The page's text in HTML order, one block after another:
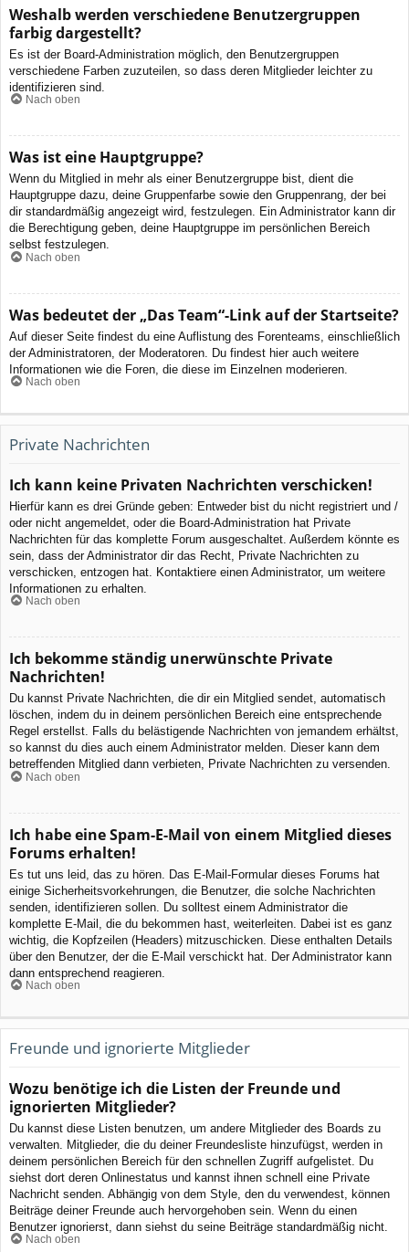
Weshalb werden verschiedene Benutzergruppen
farbig dargestellt?
Es ist der Board-Administration möglich, den Benutzergruppen
verschiedene Farben zuzuteilen, so dass deren Mitglieder leichter zu
identifizieren sind.
Nach oben
Was ist eine Hauptgruppe?
Wenn du Mitglied in mehr als einer Benutzergruppe bist, dient die
Hauptgruppe dazu, deine Gruppenfarbe sowie den Gruppenrang, der bei
dir standardmäßig angezeigt wird, festzulegen. Ein Administrator kann dir
die Berechtigung geben, deine Hauptgruppe im persönlichen Bereich
selbst festzulegen.
Nach oben
Was bedeutet der „Das Team“-Link auf der Startseite?
Auf dieser Seite findest du eine Auflistung des Forenteams, einschließlich
der Administratoren, der Moderatoren. Du findest hier auch weitere
Informationen wie die Foren, die diese im Einzelnen moderieren.
Nach oben
Private Nachrichten
Ich kann keine Privaten Nachrichten verschicken!
Hierfür kann es drei Gründe geben: Entweder bist du nicht registriert und /
oder nicht angemeldet, oder die Board-Administration hat Private
Nachrichten für das komplette Forum ausgeschaltet. Außerdem könnte es
sein, dass der Administrator dir das Recht, Private Nachrichten zu
verschicken, entzogen hat. Kontaktiere einen Administrator, um weitere
Informationen zu erhalten.
Nach oben
Ich bekomme ständig unerwünschte Private
Nachrichten!
Du kannst Private Nachrichten, die dir ein Mitglied sendet, automatisch
löschen, indem du in deinem persönlichen Bereich eine entsprechende
Regel erstellst. Falls du belästigende Nachrichten von jemandem erhältst,
so kannst du dies auch einem Administrator melden. Dieser kann dem
betreffenden Mitglied dann verbieten, Private Nachrichten zu versenden.
Nach oben
Ich habe eine Spam-E-Mail von einem Mitglied dieses
Forums erhalten!
Es tut uns leid, das zu hören. Das E-Mail-Formular dieses Forums hat
einige Sicherheitsvorkehrungen, die Benutzer, die solche Nachrichten
senden, identifizieren sollen. Du solltest einem Administrator die
komplette E-Mail, die du bekommen hast, weiterleiten. Dabei ist es ganz
wichtig, die Kopfzeilen (Headers) mitzuschicken. Diese enthalten Details
über den Benutzer, der die E-Mail verschickt hat. Der Administrator kann
dann entsprechend reagieren.
Nach oben
Freunde und ignorierte Mitglieder
Wozu benötige ich die Listen der Freunde und
ignorierten Mitglieder?
Du kannst diese Listen benutzen, um andere Mitglieder des Boards zu
verwalten. Mitglieder, die du deiner Freundesliste hinzufügst, werden in
deinem persönlichen Bereich für den schnellen Zugriff aufgelistet. Du
siehst dort deren Onlinestatus und kannst ihnen schnell eine Private
Nachricht senden. Abhängig von dem Style, den du verwendest, können
Beiträge deiner Freunde auch hervorgehoben sein. Wenn du einen
Benutzer ignorierst, dann siehst du seine Beiträge standardmäßig nicht.
Nach oben